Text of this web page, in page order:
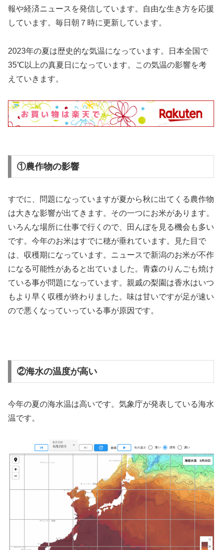
報や経済ニュースを発信しています。自由な生き方を応援
しています。毎日朝７時に更新しています。
2023年の夏は歴史的な気温になっています。日本全国で
35℃以上の真夏日になっています。この気温の影響を考
えていきます。
①農作物の影響
すでに、問題になっていますが夏から秋に出てくる農作物
は大きな影響が出てきます。その一つにお米があります。
いろんな場所に仕事で行くので、田んぼを見る機会も多い
です。今年のお米はすでに穂が垂れています。見た目で
は、収穫期になっています。ニュースで新潟のお米が不作
になる可能性があると出ていました。青森のりんごも焼け
ている事が問題になっています。親戚の梨園は香水はいつ
もより早く収穫が終わりました。味は甘いですが足が速い
ので悪くなっていっている事が原因です。
②海水の温度が高い
今年の夏の海水温は高いです。気象庁が発表している海水
温です。